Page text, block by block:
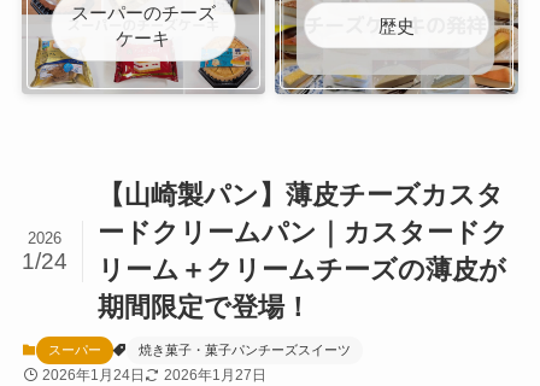
スーパーのチーズ
ケーキ
歴史
【山崎製パン】薄皮チーズカスタ
ードクリームパン｜カスタードク
リーム＋クリームチーズの薄皮が
期間限定で登場！
2026
1/24
スーパー 焼き菓子・菓子パンチーズスイーツ
2026年1月24日 2026年1月27日